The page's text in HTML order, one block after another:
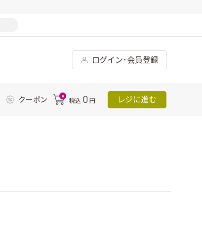
ログイン･会員登録
クーポン 0
税込 0 円 レジに進む